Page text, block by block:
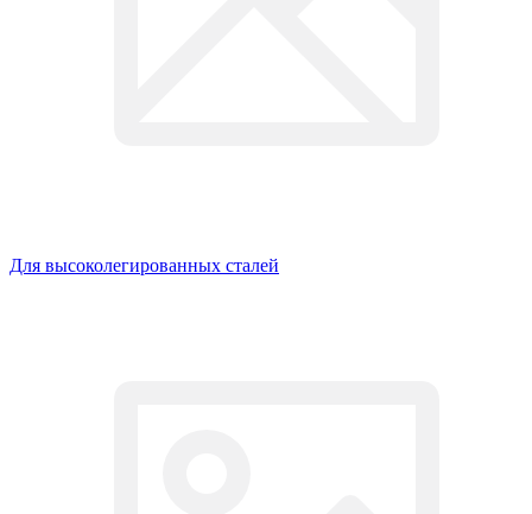
Для высоколегированных сталей